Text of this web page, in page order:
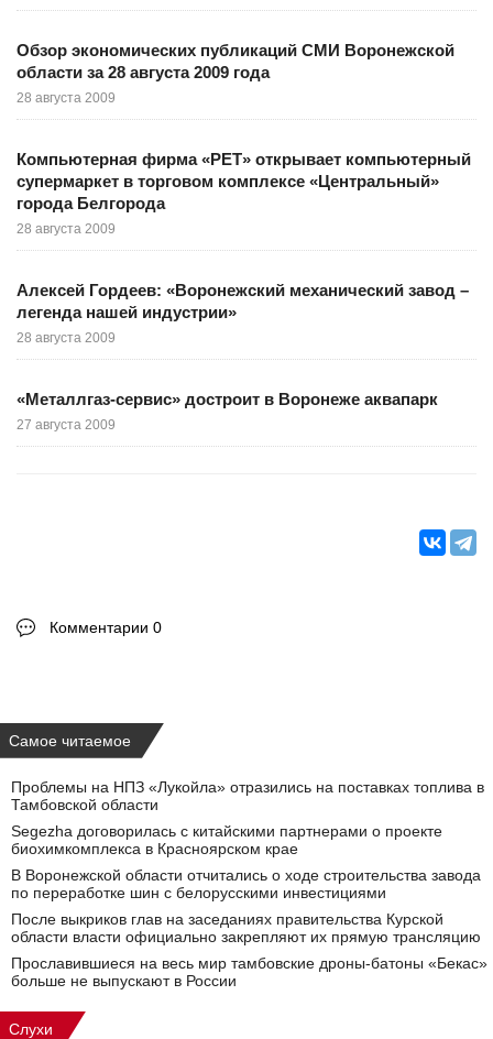
Обзор экономических публикаций СМИ Воронежской
области за 28 августа 2009 года
28 августа 2009
Компьютерная фирма «РЕТ» открывает компьютерный
супермаркет в торговом комплексе «Центральный»
города Белгорода
28 августа 2009
Алексей Гордеев: «Воронежский механический завод –
легенда нашей индустрии»
28 августа 2009
«Металлгаз-сервис» достроит в Воронеже аквапарк
27 августа 2009
Комментарии 0
Самое читаемое
Проблемы на НПЗ «Лукойла» отразились на поставках топлива в
Тамбовской области
Segezha договорилась с китайскими партнерами о проекте
биохимкомплекса в Красноярском крае
В Воронежской области отчитались о ходе строительства завода
по переработке шин с белорусскими инвестициями
После выкриков глав на заседаниях правительства Курской
области власти официально закрепляют их прямую трансляцию
Прославившиеся на весь мир тамбовские дроны-батоны «Бекас»
больше не выпускают в России
Слухи